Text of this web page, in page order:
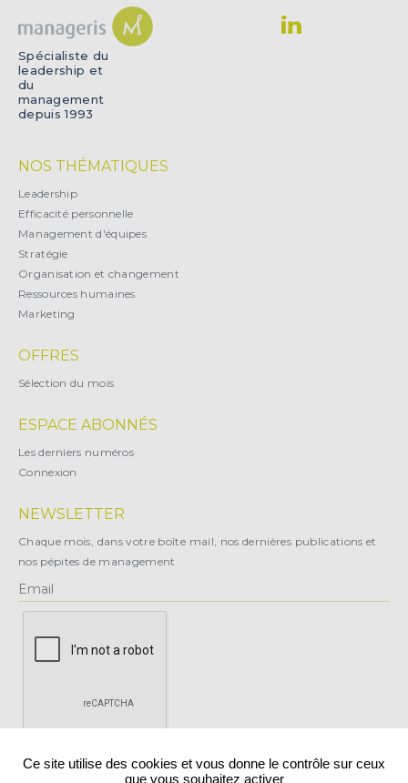
Spécialiste du
leadership et
du
management
depuis 1993
NOS THÉMATIQUES
Leadership
Efficacité personnelle
Management d'équipes
Stratégie
Organisation et changement
Ressources humaines
Marketing
OFFRES
Sélection du mois
ESPACE ABONNÉS
Les derniers numéros
Connexion
NEWSLETTER
Chaque mois, dans votre boîte mail, nos dernières publications et
nos pépites de management
Ce site utilise des cookies et vous donne le contrôle sur ceux
que vous souhaitez activer